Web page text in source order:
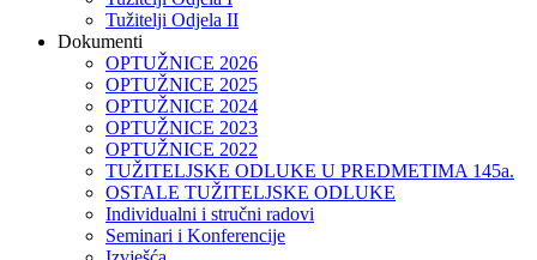
Tužitelji Odjela II
Dokumenti
OPTUŽNICE 2026
OPTUŽNICE 2025
OPTUŽNICE 2024
OPTUŽNICE 2023
OPTUŽNICE 2022
TUŽITELJSKE ODLUKE U PREDMETIMA 145a.
OSTALE TUŽITELJSKE ODLUKE
Individualni i stručni radovi
Seminari i Konferencije